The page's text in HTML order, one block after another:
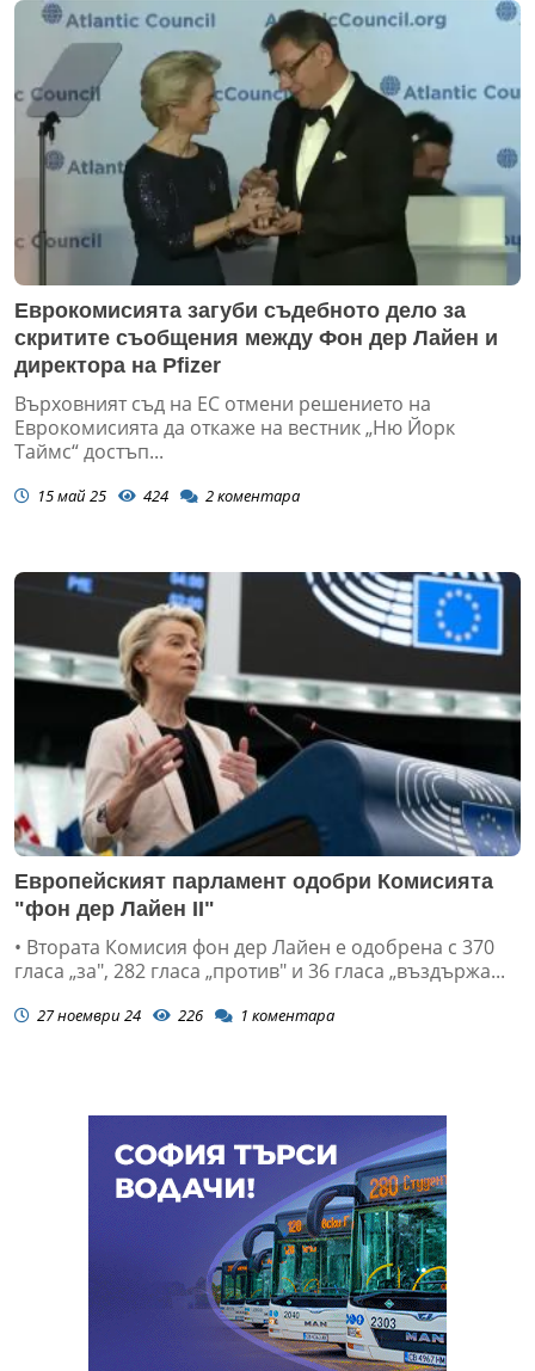
Еврoкомисията загуби съдебното дело за
скритите съобщения между Фон дер Лайен и
директора на Pfizer
Върховният съд на ЕС отмени решението на
Еврокомисията да откаже на вестник „Ню Йорк
Таймс“ достъп...
15 май 25 424 2коментара
Европейският парламент одобри Комисията
"фон дер Лайен II"
• Втората Комисия фон дер Лайен е одобрена с 370
гласа „за", 282 гласа „против" и 36 гласа „въздържа...
27 ноември 24 226 1 коментара